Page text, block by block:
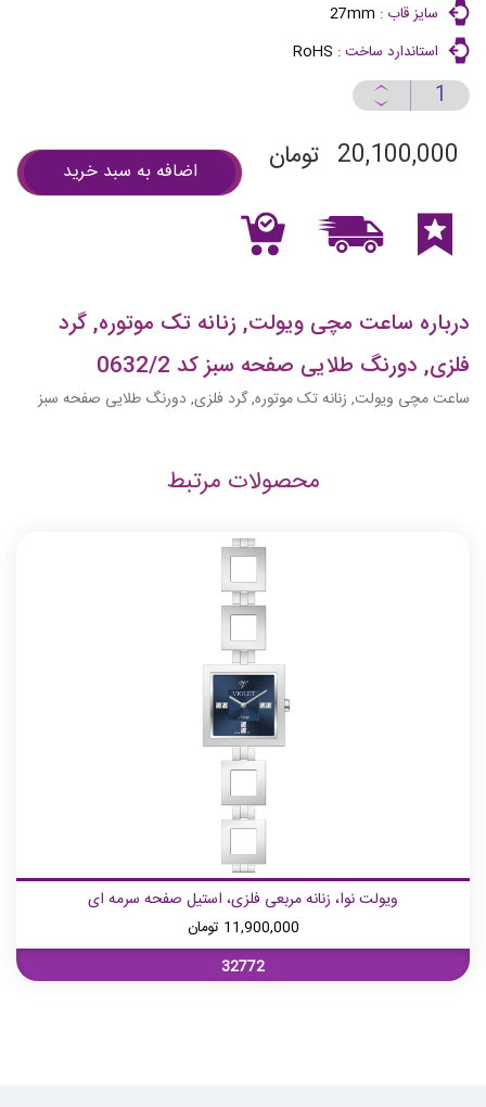
سایز قاب : 27mm
استاندارد ساخت : RoHS
20,100,000 تومان اضافه به سبد خرید
درباره ساعت مچی ویولت, زنانه تک موتوره, گرد
فلزی, دورنگ طلایی صفحه سبز کد 0632/2
ساعت مچی ویولت, زنانه تک موتوره, گرد فلزی, دورنگ طلایی صفحه سبز
محصولات مرتبط
ویولت نوا، زنانه مربعی فلزی، استیل صفحه سرمه ای
11,900,000 تومان
32772